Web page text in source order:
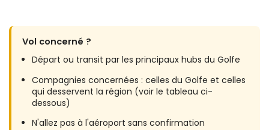
Vol concerné ?
Départ ou transit par les principaux hubs du Golfe
Compagnies concernées : celles du Golfe et celles
qui desservent la région (voir le tableau ci-
dessous)
N'allez pas à l'aéroport sans confirmation